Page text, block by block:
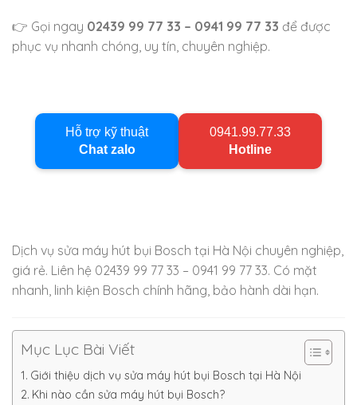
👉 Gọi ngay 02439 99 77 33 – 0941 99 77 33 để được
phục vụ nhanh chóng, uy tín, chuyên nghiệp.
Hỗ trợ kỹ thuật
Chat zalo
0941.99.77.33
Hotline
Dịch vụ sửa máy hút bụi Bosch tại Hà Nội chuyên nghiệp,
giá rẻ. Liên hệ 02439 99 77 33 – 0941 99 77 33. Có mặt
nhanh, linh kiện Bosch chính hãng, bảo hành dài hạn.
Mục Lục Bài Viết
Giới thiệu dịch vụ sửa máy hút bụi Bosch tại Hà Nội
Khi nào cần sửa máy hút bụi Bosch?